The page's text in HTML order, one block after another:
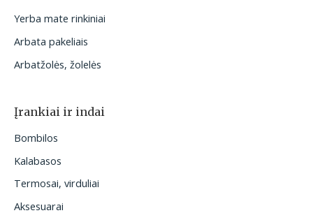
Yerba mate rinkiniai
Arbata pakeliais
Arbatžolės, žolelės
Įrankiai ir indai
Bombilos
Kalabasos
Termosai, virduliai
Aksesuarai